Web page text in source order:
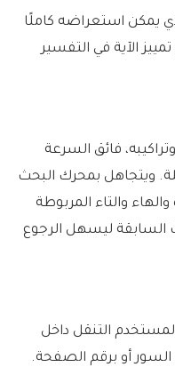
يمكن استعراضه كاملًا
الآية في التفسير
فائق السرعة
ويتجاهل بمحرك البحث
والتاء المربوطة
السابقة ليسهل الرجوع
التنقل داخل
أو برقم الصفحة.